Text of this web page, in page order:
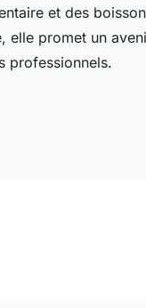
et des
elle promet un
professionnels.